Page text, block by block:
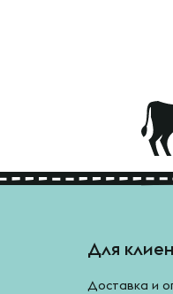
Для
Доставка и